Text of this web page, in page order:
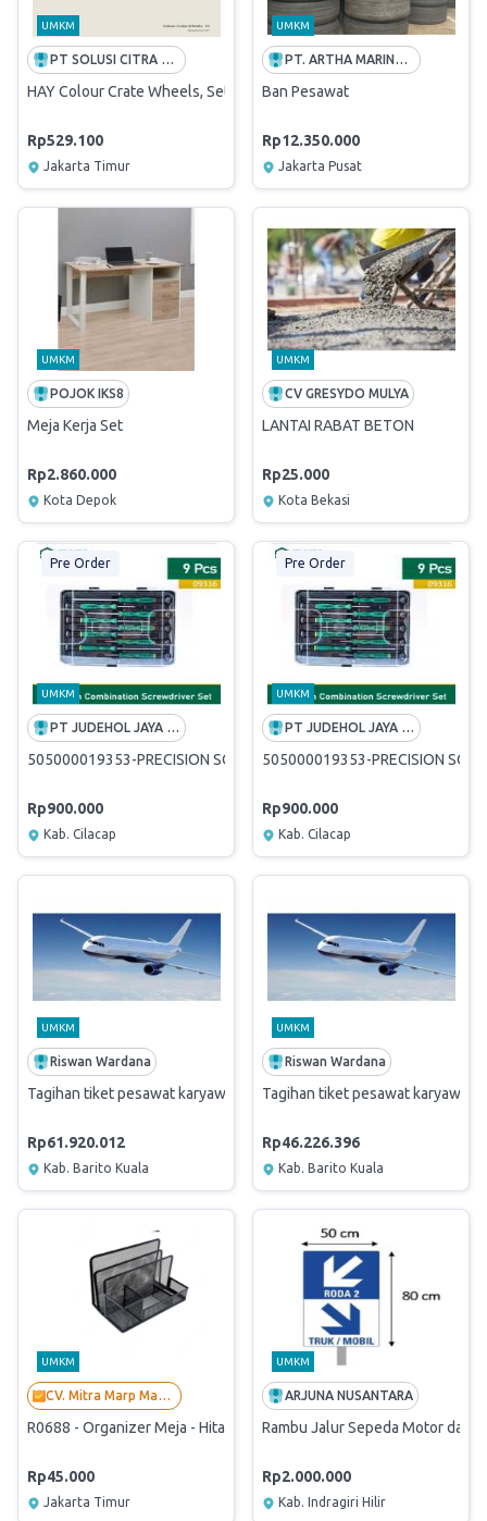
UMKM
PT SOLUSI CITRA OPPORTUNITY -FREE ONGKIR INDONESIA
HAY Colour Crate Wheels, Set of 4 - Large
Rp529.100
Jakarta Timur
UMKM
PT. ARTHA MARINA INDONESIA
Ban Pesawat
Rp12.350.000
Jakarta Pusat
UMKM
POJOK IKS8
Meja Kerja Set
Rp2.860.000
Kota Depok
UMKM
CV GRESYDO MULYA
LANTAI RABAT BETON
Rp25.000
Kota Bekasi
Pre Order
UMKM
PT JUDEHOL JAYA MANDIRI
505000019353-PRECISION SCREWDRIVER;SET 09316
Rp900.000
Kab. Cilacap
Pre Order
UMKM
PT JUDEHOL JAYA MANDIRI
505000019353-PRECISION
Rp900.000
Kab. Cilacap
UMKM
Riswan Wardana
Tagihan tiket pesawat karyawan periode november 2025
Rp61.920.012
Kab. Barito Kuala
UMKM
Riswan Wardana
Tagihan tiket pesawat karyawan
Rp46.226.396
Kab. Barito Kuala
UMKM
CV. Mitra Marp Mandiri
R0688 - Organizer Meja - Hitam
Rp45.000
Jakarta Timur
UMKM
ARJUNA NUSANTARA
Rambu Jalur Sepeda Motor dan
Rp2.000.000
Kab. Indragiri Hilir